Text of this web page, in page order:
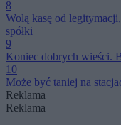
8
Wolą kasę od
spółki
9
Koniec dobrych wieści.
10
Może być taniej na
Reklama
Reklama